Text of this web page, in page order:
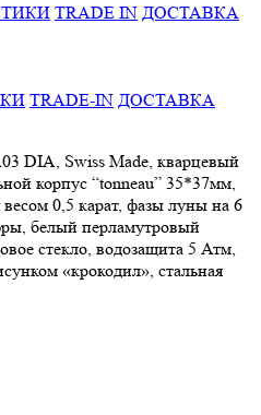
TRADE IN ДОСТАВКА
TRADE-IN ДОСТАВКА
DIA, Swiss Made, кварцевый
корпус “tonneau” 35*37мм,
0,5 карат, фазы луны на 6
белый перламутровый
стекло, водозащита 5 Атм,
«крокодил», стальная